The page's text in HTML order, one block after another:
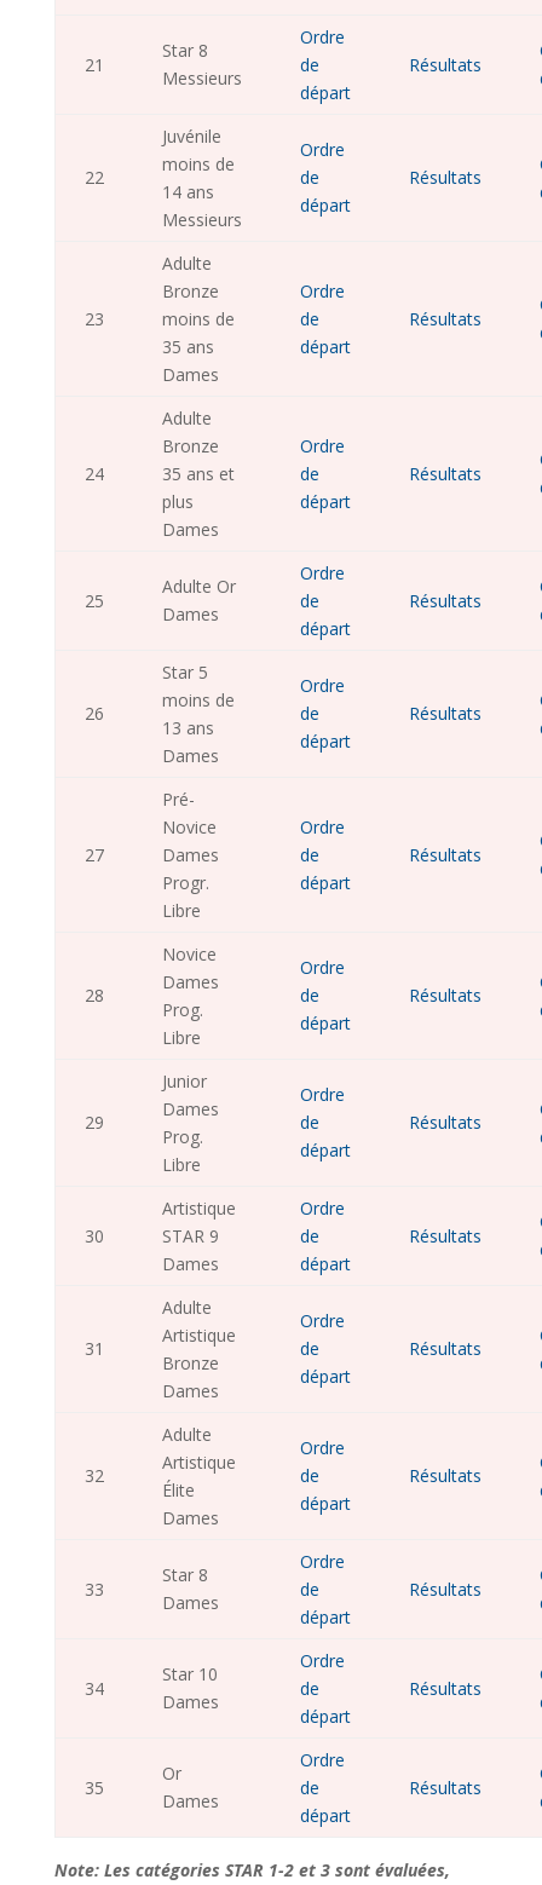
21
Star 8
Messieurs
Ordre
de
départ
Résultats
22
Juvénile
moins de
14 ans
Messieurs
Ordre
de
départ
Résultats
23
Adulte
Bronze
moins de
35 ans
Dames
Ordre
de
départ
Résultats
24
Adulte
Bronze
35 ans et
plus
Dames
Ordre
de
départ
Résultats
25
Adulte Or
Dames
Ordre
de
départ
Résultats
26
Star 5
moins de
13 ans
Dames
Ordre
de
départ
Résultats
27
Pré-
Novice
Dames
Progr.
Libre
Ordre
de
départ
Résultats
28
Novice
Dames
Prog.
Libre
Ordre
de
départ
Résultats
29
Junior
Dames
Prog.
Libre
Ordre
de
départ
Résultats
30
Artistique
STAR 9
Dames
Ordre
de
départ
Résultats
31
Adulte
Artistique
Bronze
Dames
Ordre
de
départ
Résultats
32
Adulte
Artistique
Élite
Dames
Ordre
de
départ
Résultats
33
Star 8
Dames
Ordre
de
départ
Résultats
34
Star 10
Dames
Ordre
de
départ
Résultats
35
Or
Dames
Ordre
de
départ
Résultats
Note: Les catégories STAR 1-2 et 3 sont évaluées,